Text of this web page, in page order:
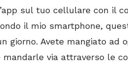
sul tuo cellulare con il
il mio smartphone,
giorno. Avete mangiato ad
via attraverso le